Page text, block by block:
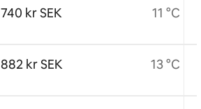
740 kr SEK
882 kr SEK
11 °C
13 °C